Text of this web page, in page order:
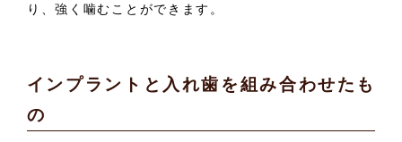
り、強く噛むことができます。
インプラントと入れ歯を組み合わせたも
の